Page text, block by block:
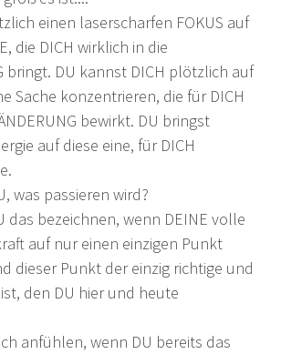
einen laserscharfen FOKUS auf
die DICH wirklich in die
bringt. DU kannst DICH plötzlich auf
Sache konzentrieren, die für DICH
bewirkt. DU bringst
auf diese eine, für DICH
was passieren wird?
das bezeichnen, wenn DEINE volle
auf nur einen einzigen Punkt
dieser Punkt der einzig richtige und
den DU hier und heute
anfühlen, wenn DU bereits das